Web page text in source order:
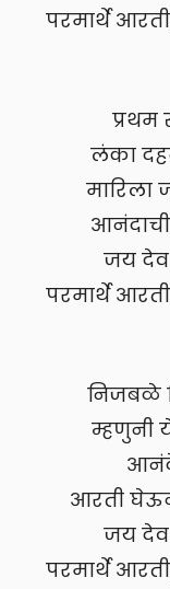
परमार्थे
प्रथम
लंका
मारिला
आनंदाची
जय देव
परमार्थे
निजबळे
म्हणुनी
आरती
जय देव
परमार्थे